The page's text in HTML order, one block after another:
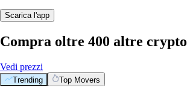
Scarica l'app
Compra oltre 400 altre crypto
Vedi prezzi
Trending Top Movers